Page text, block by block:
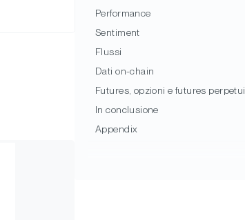
Performance
Sentiment
Flussi
Dati on-chain
Futures, opzioni e futures perpetui
In conclusione
Appendix